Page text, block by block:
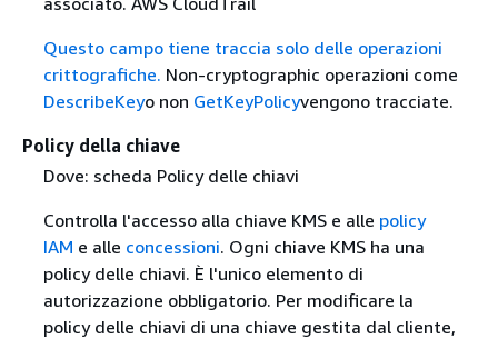
Questo campo tiene traccia solo delle operazioni
crittografiche. Non-cryptographic operazioni come
DescribeKeyo non GetKeyPolicyvengono tracciate.
Policy della chiave
Dove: scheda Policy delle chiavi
Controlla l'accesso alla chiave KMS e alle policy
IAM e alle concessioni. Ogni chiave KMS ha una
policy delle chiavi. È l'unico elemento di
autorizzazione obbligatorio. Per modificare la
policy delle chiavi di una chiave gestita dal cliente,